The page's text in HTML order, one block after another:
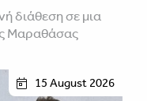
διάθεση σε μια
Μαραθάσας
15 August 2026